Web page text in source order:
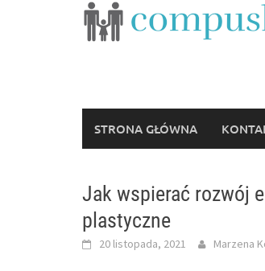
STRONA GŁÓWNA
Jak wspierać rozwój
plastyczne
20 listopada, 2021 Marzena